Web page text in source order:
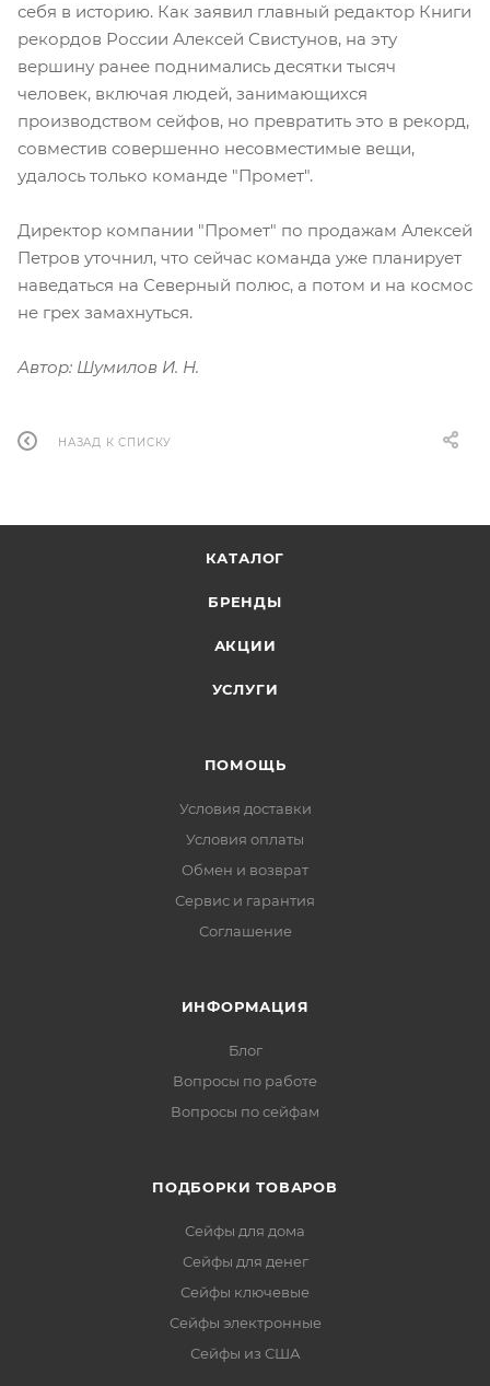
себя в историю. Как заявил главный редактор Книги
рекордов России Алексей Свистунов, на эту
вершину ранее поднимались десятки тысяч
человек, включая людей, занимающихся
производством сейфов, но превратить это в рекорд,
совместив совершенно несовместимые вещи,
удалось только команде "Промет".
Директор компании "Промет" по продажам Алексей
Петров уточнил, что сейчас команда уже планирует
наведаться на Северный полюс, а потом и на космос
не грех замахнуться.
Автор: Шумилов И. Н.
НАЗАД К СПИСКУ
КАТАЛОГ
БРЕНДЫ
АКЦИИ
УСЛУГИ
ПОМОЩЬ
Условия доставки
Условия оплаты
Обмен и возврат
Сервис и гарантия
Соглашение
ИНФОРМАЦИЯ
Блог
Вопросы по работе
Вопросы по сейфам
ПОДБОРКИ ТОВАРОВ
Сейфы для дома
Сейфы для денег
Сейфы ключевые
Сейфы электронные
Сейфы из США